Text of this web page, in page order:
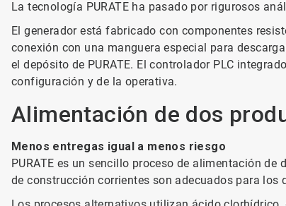
La tecnología PURATE ha pasado por rigurosos
El generador está fabricado con componentes
conexión con una manguera especial para
el depósito de PURATE. El controlador PLC
configuración y de la operativa.
Alimentación de dos
Menos entregas igual a menos riesgo
PURATE es un sencillo proceso de alimentación
de construcción corrientes son adecuados para